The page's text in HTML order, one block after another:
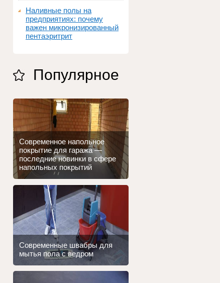
Наливные полы на
предприятиях: почему
важен микронизированный
пентаэритрит
Популярное
Современное напольное
покрытие для гаража —
последние новинки в сфере
напольных покрытий
Современные швабры для
мытья пола с ведром